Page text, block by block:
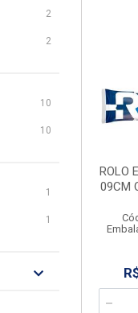
2
2
10
10
1
1
ROLO
09CM